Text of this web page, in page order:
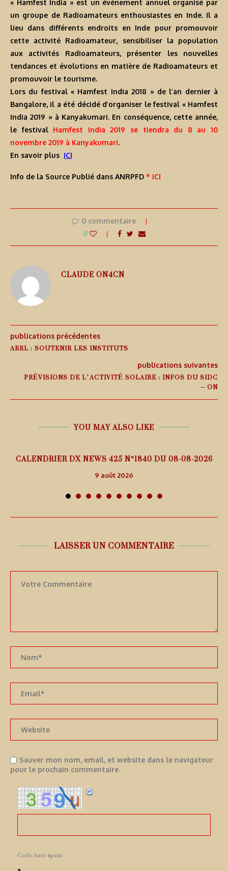
« Hamfest India » est un événement annuel organisé par
un groupe de Radioamateurs enthousiastes en Inde. Il a
lieu dans différents endroits en Inde pour promouvoir
cette activité Radioamateur, sensibiliser la population
aux activités Radioamateurs, présenter les nouvelles
tendances et évolutions en matière de Radioamateurs et
promouvoir le tourisme.
Lors du festival « Hamfest India 2018 » de l’an dernier à
Bangalore, il a été décidé d’organiser le festival « Hamfest
India 2019 » à Kanyakumari. En conséquence, cette année,
le festivalHamfest India 2019 se tiendra du 8 au 10
novembre 2019 à Kanyakumari.
En savoir plus ICI
Info de la Source Publié dans ANRPFD * ICI
0 commentaire
0
CLAUDE ON4CN
publications précédentes
ARRL : SOUTENIR LES INSTITUTS
publications suivantes
PRÉVISIONS DE L’ACTIVITÉ SOLAIRE : INFOS DU SIDC
– ON
YOU MAY ALSO LIKE
CALENDRIER DX NEWS 425 N°1840 DU 08-08-2026
9 août 2026
LAISSER UN COMMENTAIRE
Sauver mon nom, email, et website dans le navigateur
pour le prochain commentaire.
Code Anti-spam